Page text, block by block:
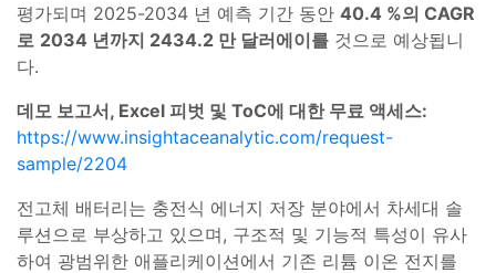
평가되며 2025-2034 년 예측 기간 동안 40.4 %의 CAGR
로 2034 년까지 2434.2 만 달러에이를 것으로 예상됩니
다.
데모 보고서, Excel 피벗 및 ToC에 대한 무료 액세스:
https://www.insightaceanalytic.com/request-
sample/2204
전고체 배터리는 충전식 에너지 저장 분야에서 차세대 솔
루션으로 부상하고 있으며, 구조적 및 기능적 특성이 유사
하여 광범위한 애플리케이션에서 기존 리튬 이온 전지를